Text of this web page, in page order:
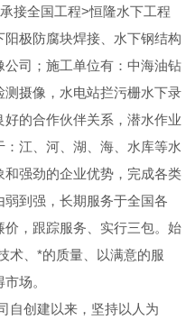
接全国工程>恒隆水下工程
极防腐块焊接、水下钢结构
司；施工单位有：中海油钻
摄像，水电站拦污栅水下录
的合作伙伴关系，潜水作业
江、河、湖、海、水库等水
强劲的企业优势，完成各类
到强，长期服务于全国各
，跟踪服务、实行三包。始
术、*的质量、以满意的服
市场。
创建以来，坚持以人为